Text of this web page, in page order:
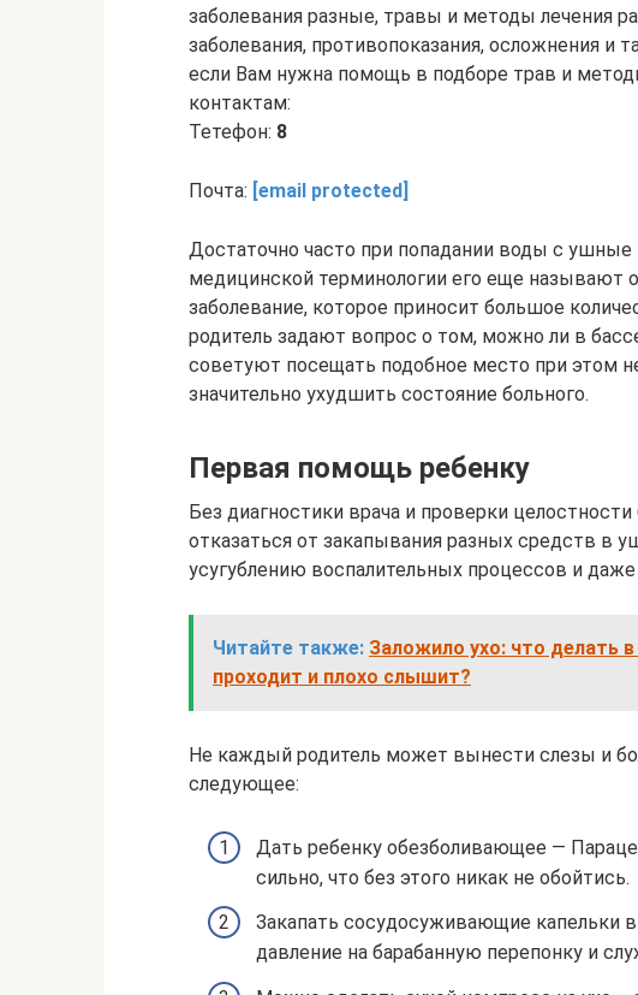
заболевания разные, травы и методы лечения
заболевания, противопоказания, осложнения и
если Вам нужна помощь в подборе трав и
контактам:
Тетефон: 8
Почта: [email protected]
Достаточно часто при попадании воды с ушные
медицинской терминологии его еще называют
заболевание, которое приносит большое
родитель задают вопрос о том, можно ли в
советуют посещать подобное место при этом
значительно ухудшить состояние больного.
Первая помощь ребенку
Без диагностики врача и проверки
отказаться от закапывания разных средств в
усугублению воспалительных процессов и даже
Читайте также: Заложило ухо: что делать
проходит и плохо слышит?
Не каждый родитель может вынести слезы и
следующее:
Дать ребенку обезболивающее —
сильно, что без этого никак не обойтись.
Закапать сосудосуживающие капельки
давление на барабанную перепонку и